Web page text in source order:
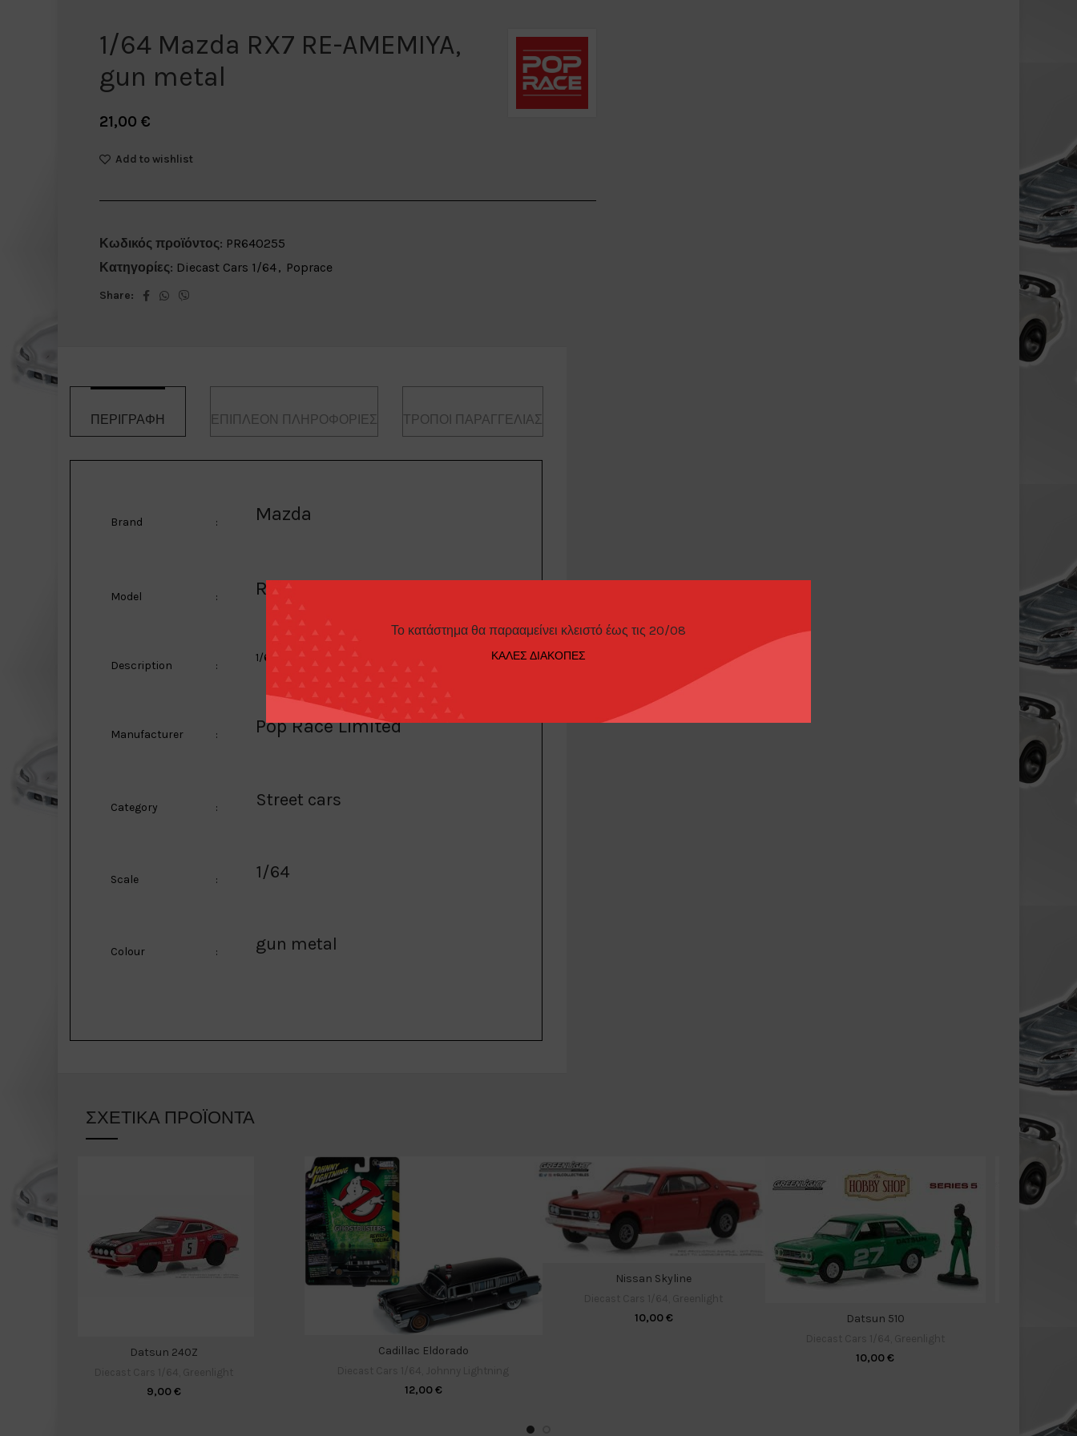
Το κατάστημα θα παρααμείνει κλειστό έως τις 20/08
ΚΑΛΕΣ ΔΙΑΚΟΠΕΣ
1/64 Mazda RX7 RE-AMEMIYA,
gun metal
21,00 €
Add to wishlist
Κωδικός προϊόντος: PR640255
Κατηγορίες: Diecast Cars 1/64, Poprace
Share:
ΠΕΡΙΓΡΑΦΉ ΕΠΙΠΛΈΟΝ ΠΛΗΡΟΦΟΡΊΕΣ ΤΡΌΠΟΙ ΠΑΡΑΓΓΕΛΊΑΣ
Brand : Mazda
Model : RX7
Description :
1/64 Mazda RX7 RE-AMEMIYA, gun metal
Manufacturer : Pop Race Limited
Category : Street cars
Scale : 1/64
Colour : gun metal
ΣΧΕΤΙΚΆ ΠΡΟΪΌΝΤΑ
Datsun 240Z
9,00€
Cadillac Eldorado
12,00€
Nissan Skyline
10,00€ Datsun 510
10,00€